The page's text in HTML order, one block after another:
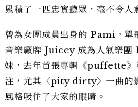
累積了一匹忠實聽眾，毫不令人
曾為女團成員出身的 Pami，單
音樂廠牌 Juicey 成為人氣樂團
妹，去年首張專輯《puffette》
注，尤其〈pity dirty〉一曲的
風格吸住了大家的眼睛。